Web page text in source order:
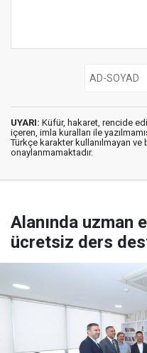
UYARI: Küfür, hakaret, rencide
içeren, imla kuralları ile
Türkçe karakter kullanılmayan ve
onaylanmamaktadır.
Alanında uzman
ücretsiz ders